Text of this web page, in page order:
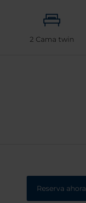
2 Cama twin
Reserva ahora